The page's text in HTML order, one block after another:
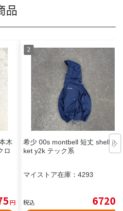
品
木
ロ
円
希少 00s montbell 短丈 shell jac
ket y2k テック系
マイストア在庫： 4293
税込 6720